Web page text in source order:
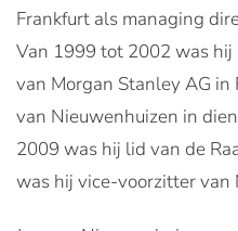
Frankfurt als managing
Van 1999 tot 2002 was
van Morgan Stanley AG in
van Nieuwenhuizen in
2009 was hij lid van de
was hij vice-voorzitter van